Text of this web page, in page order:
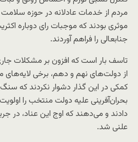
مردم از خدمات عادلانه در حوزه
موثری بودند که موجبات رای دوباره
جنابعالی را فراهم آوردند.
تاسف بار است که افزون بر مشکلات
از دولت‌های نهم و دهم، برخی لایه‌های
کمکی در این گذار دشوار نکردند که
بحران‌آفرینی‌ علیه دولت منتخب را
دادند و می‌دهند که اوج این عناد، در
علنی شد.